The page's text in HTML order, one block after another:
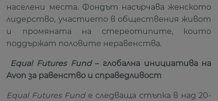
населени места. Фондът насърчава женското
лидерство, участието в обществения живот
и промяната на стереотипите, които
поддържат половите неравенства.
Equal Futures Fund– глобална инициатива на
Avon за равенство и справедливост
Equal Futures Fundе следваща стъпка в над 20-